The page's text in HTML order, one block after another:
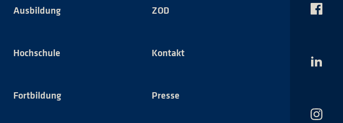
Ausbildung
Hochschule
Fortbildung
ZOD
Kontakt
Presse
Das
Das
Das